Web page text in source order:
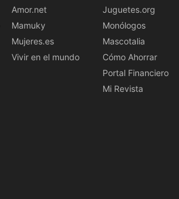
Amor.net
Mamuky
Mujeres.es
Vivir en el mundo
Juguetes.org
Monólogos
Mascotalia
Cómo Ahorrar
Portal Financiero
Mi Revista